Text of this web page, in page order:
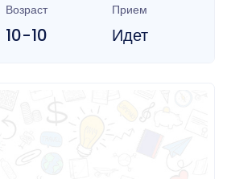
Возраст
10-10
Прием
Идет